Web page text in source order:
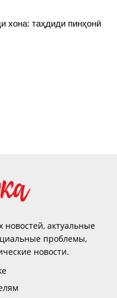
хона: таҳдиди пинҳонӣ
актуальные
проблемы,
новости.